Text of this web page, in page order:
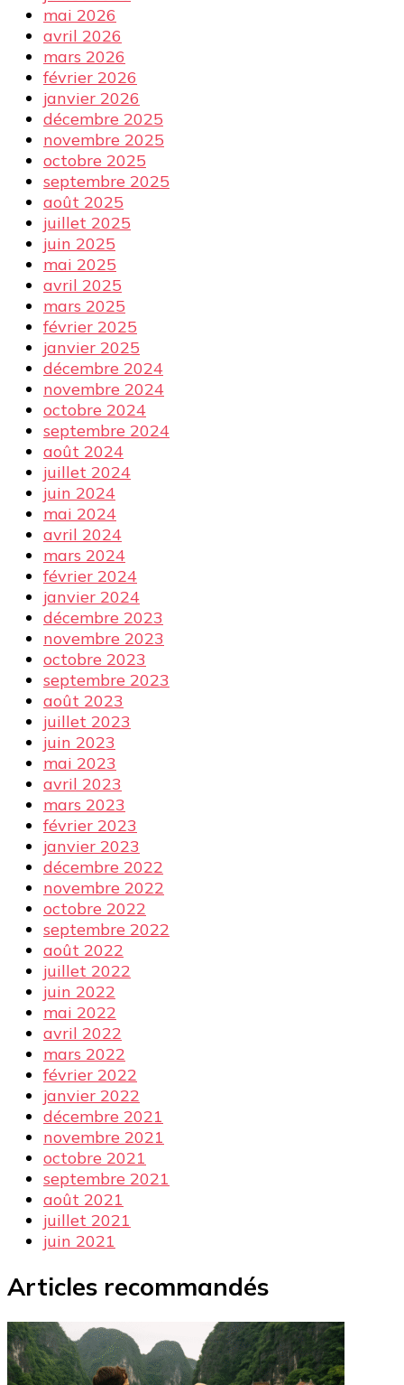
mai 2026
avril 2026
mars 2026
février 2026
janvier 2026
décembre 2025
novembre 2025
octobre 2025
septembre 2025
août 2025
juillet 2025
juin 2025
mai 2025
avril 2025
mars 2025
février 2025
janvier 2025
décembre 2024
novembre 2024
octobre 2024
septembre 2024
août 2024
juillet 2024
juin 2024
mai 2024
avril 2024
mars 2024
février 2024
janvier 2024
décembre 2023
novembre 2023
octobre 2023
septembre 2023
août 2023
juillet 2023
juin 2023
mai 2023
avril 2023
mars 2023
février 2023
janvier 2023
décembre 2022
novembre 2022
octobre 2022
septembre 2022
août 2022
juillet 2022
juin 2022
mai 2022
avril 2022
mars 2022
février 2022
janvier 2022
décembre 2021
novembre 2021
octobre 2021
septembre 2021
août 2021
juillet 2021
juin 2021
Articles recommandés